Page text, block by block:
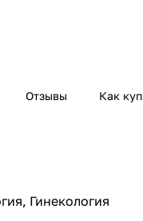
Отзывы Как
Гинекология